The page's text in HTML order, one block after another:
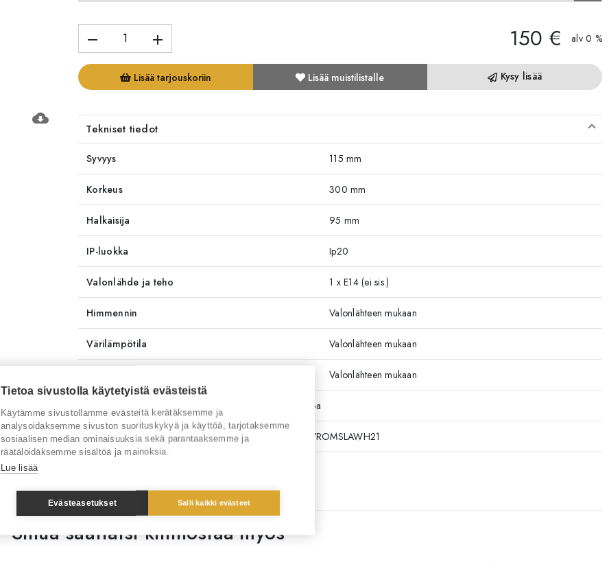
cloud_download
remove add 150 € alv 0 %
Lisää tarjouskoriin Lisää muistilistalle Kysy lisää
Tekniset tiedot
Syvyys 115 mm
Korkeus 300 mm
Halkaisija 95 mm
IP-luokka Ip20
Valonlähde ja teho 1 x E14 (ei sis.)
Himmennin Valonlähteen mukaan
Värilämpötila Valonlähteen mukaan
Valonlähteen mukaan
Toimitusaika 4-6 viikkoa
Tuotenumero RT3069YROMSLAWH21
Sinua saattaisi kiinnostaa myös
Tietoa sivustolla käytetyistä evästeistä
Käytämme sivustollamme evästeitä kerätäksemme ja
analysoidaksemme sivuston suorituskykyä ja käyttöä, tarjotaksemme
sosiaalisen median ominaisuuksia sekä parantaaksemme ja
räätälöidäksemme sisältöä ja mainoksia.
Lue lisää
Evästeasetukset Salli kaikki evästeet